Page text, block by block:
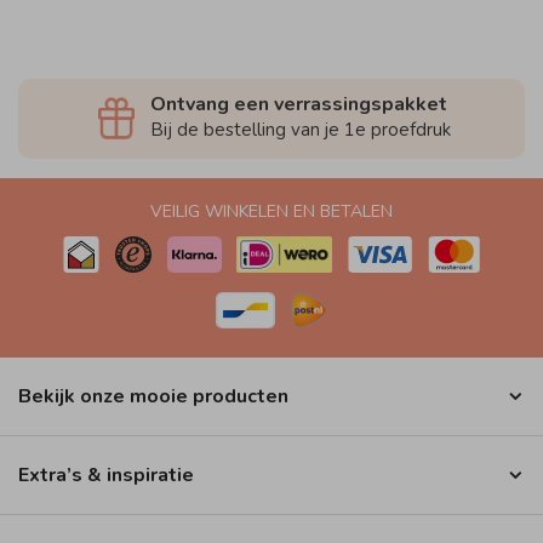
Ontvang een verrassingspakket
Bij de bestelling van je 1e proefdruk
VEILIG WINKELEN EN BETALEN
Bekijk onze mooie producten
Extra’s & inspiratie